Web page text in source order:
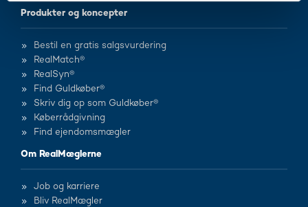
Produkter og koncepter
Bestil en gratis salgsvurdering
RealMatch®
RealSyn®
Find Guldkøber®
Skriv dig op som Guldkøber®
Køberrådgivning
Find ejendomsmægler
Om RealMæglerne
Job og karriere
Bliv RealMægler